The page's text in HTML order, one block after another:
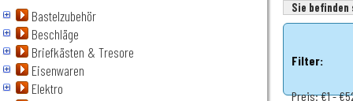
Bastelzubehör
Beschläge
Briefkästen & Tresore
Eisenwaren
Elektro
Sie
Filter:
Preis:€1 -